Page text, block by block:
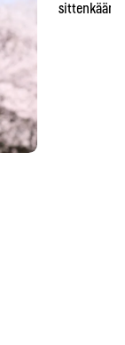
sittenkään